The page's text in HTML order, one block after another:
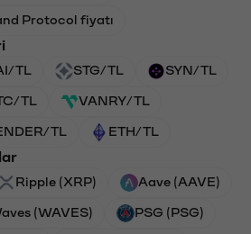
Protocol fiyatı
TL STG/TL SYN/TL
TL VANRY/TL
TL ETH/TL
Ripple (XRP) Aave (AAVE)
(WAVES) PSG (PSG)